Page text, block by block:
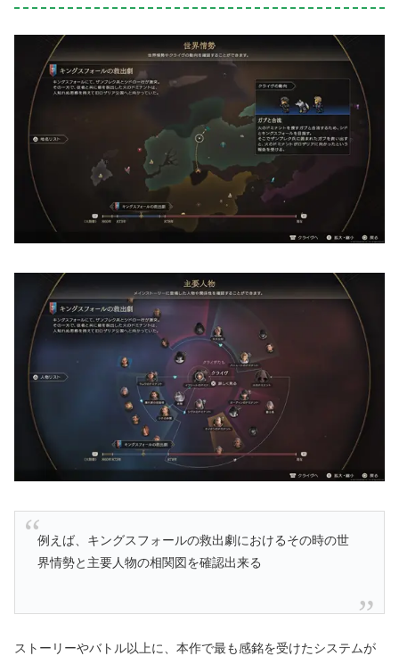
例えば、キングスフォールの救出劇におけるその時の世
界情勢と主要人物の相関図を確認出来る
ストーリーやバトル以上に、本作で最も感銘を受けたシステムが